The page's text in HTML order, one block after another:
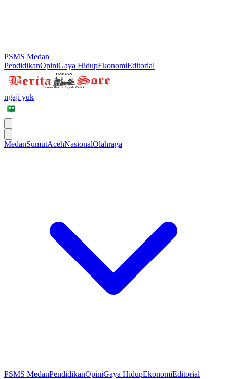
PSMS Medan
PendidikanOpiniGaya HidupEkonomiEditorial
ngaji yuk
MedanSumutAcehNasionalOlahraga
PSMS MedanPendidikanOpiniGaya HidupEkonomiEditorial